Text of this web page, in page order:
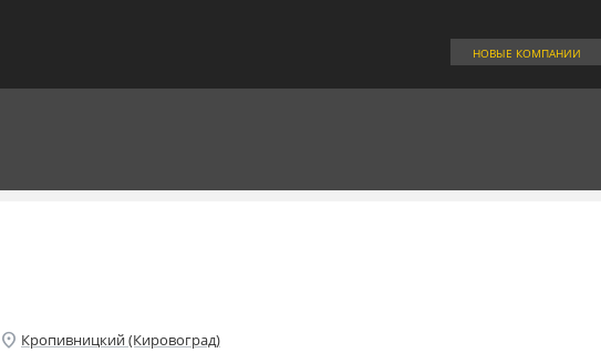
НОВЫЕ КОМПАНИИ
location_on Кропивницкий (Кировоград)